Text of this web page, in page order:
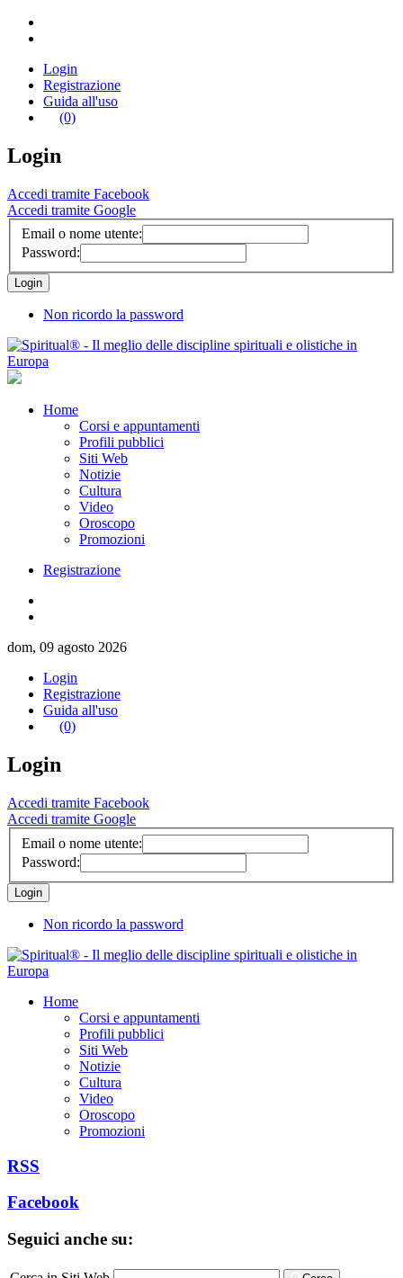
Login
Registrazione
Guida all'uso
(0)
Login
Accedi tramite Facebook
Accedi tramite Google
Email o nome utente:
Password:
Non ricordo la password
Home
Corsi e appuntamenti
Profili pubblici
Siti Web
Notizie
Cultura
Video
Oroscopo
Promozioni
Registrazione
dom, 09 agosto 2026
Login
Registrazione
Guida all'uso
(0)
Login
Accedi tramite Facebook
Accedi tramite Google
Email o nome utente:
Password:
Non ricordo la password
Home
Corsi e appuntamenti
Profili pubblici
Siti Web
Notizie
Cultura
Video
Oroscopo
Promozioni
RSS
Facebook
Seguici anche su: